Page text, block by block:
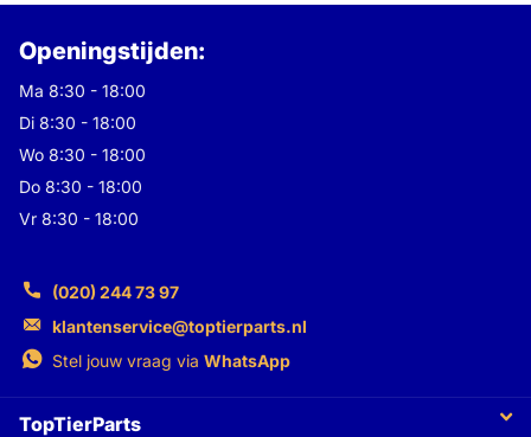
Openingstijden:
Ma 8:30 - 18:00
Di 8:30 - 18:00
Wo 8:30 - 18:00
Do 8:30 - 18:00
Vr 8:30 - 18:00
(020) 244 73 97
klantenservice@toptierparts.nl
Stel jouw vraag via WhatsApp
TopTierParts